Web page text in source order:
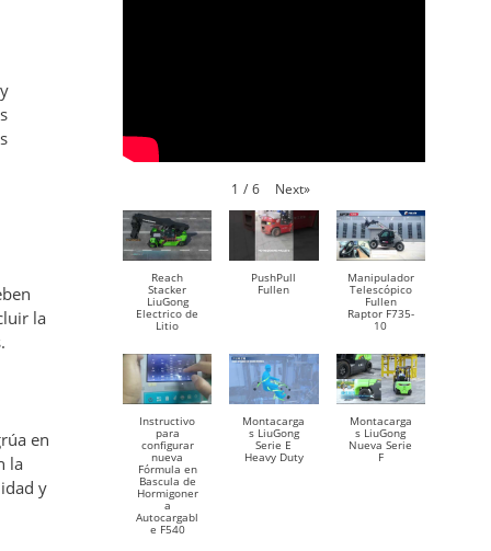
la
en
la
y
1 / 6 Next»
Reach
Stacker
LiuGong
Electrico de
Litio
PushPull
Fullen
Manipulador
Telescópico
Fullen
Raptor F735-
10
Instructivo
para
configurar
nueva
Fórmula en
Bascula de
Hormigoner
a
Autocargabl
e F540
Montacarga
s LiuGong
Serie E
Heavy Duty
Montacarga
s LiuGong
Nueva Serie
F